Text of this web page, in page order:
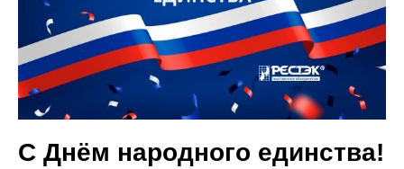
С Днём народного единства!